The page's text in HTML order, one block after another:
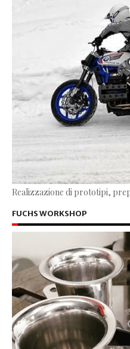
Realizzazione di prototipi,
FUCHS WORKSHOP